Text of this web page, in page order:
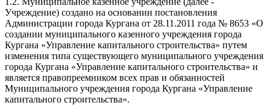
Учреждение) создано на основании постановления
Администрации города Кургана от 28.11.2011 года № 8653 «О
создании муниципального казенного учреждения города
Кургана «Управление капитального строительства» путем
изменения типа существующего муниципального учреждения
города Кургана «Управление капитального строительства» и
является правопреемником всех прав и обязанностей
Муниципального учреждения города Кургана «Управление
капитального строительства».